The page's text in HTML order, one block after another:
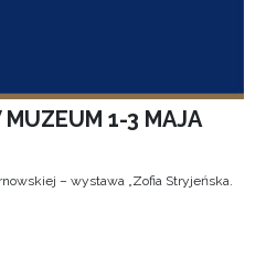
1-3 MAJA
– wystawa „Zofia Stryjeńska.